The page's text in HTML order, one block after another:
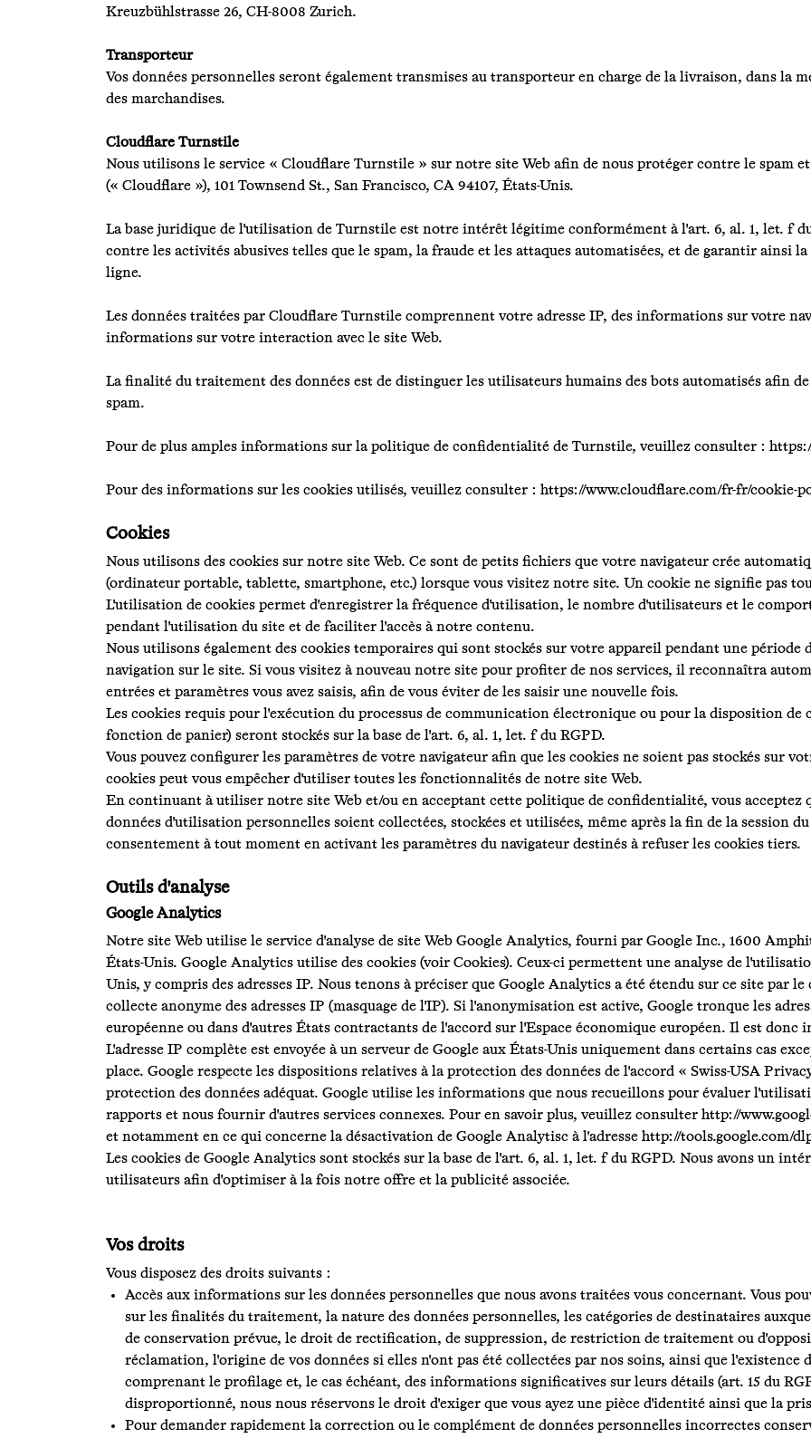
Kreuzbühlstrasse 26, CH-8008 Zurich.
Transporteur
Vos données personnelles seront également transmises au transporteur en charge de la livraison, dans la
des marchandises.
Cloudflare Turnstile
Nous utilisons le service « Cloudflare Turnstile » sur notre site Web afin de nous protéger contre le spam
(« Cloudflare »), 101 Townsend St., San Francisco, CA 94107, États-Unis.
La base juridique de l'utilisation de Turnstile est notre intérêt légitime conformément à l'art. 6, al. 1, let. f
contre les activités abusives telles que le spam, la fraude et les attaques automatisées, et de garantir ainsi
ligne.
Les données traitées par Cloudflare Turnstile comprennent votre adresse IP, des informations sur votre
informations sur votre interaction avec le site Web.
La finalité du traitement des données est de distinguer les utilisateurs humains des bots automatisés afin
spam.
Pour de plus amples informations sur la politique de confidentialité de Turnstile, veuillez consulter :
Pour des informations sur les cookies utilisés, veuillez consulter : https://www.cloudflare.com/fr-fr/cookie-
Cookies
Nous utilisons des cookies sur notre site Web. Ce sont de petits fichiers que votre navigateur crée
(ordinateur portable, tablette, smartphone, etc.) lorsque vous visitez notre site. Un cookie ne signifie pas
L'utilisation de cookies permet d'enregistrer la fréquence d'utilisation, le nombre d'utilisateurs et le
pendant l'utilisation du site et de faciliter l'accès à notre contenu.
Nous utilisons également des cookies temporaires qui sont stockés sur votre appareil pendant une
navigation sur le site. Si vous visitez à nouveau notre site pour profiter de nos services, il reconnaîtra
entrées et paramètres vous avez saisis, afin de vous éviter de les saisir une nouvelle fois.
Les cookies requis pour l'exécution du processus de communication électronique ou pour la disposition de
fonction de panier) seront stockés sur la base de l'art. 6, al. 1, let. f du RGPD.
Vous pouvez configurer les paramètres de votre navigateur afin que les cookies ne soient pas stockés sur
cookies peut vous empêcher d'utiliser toutes les fonctionnalités de notre site Web.
En continuant à utiliser notre site Web et/ou en acceptant cette politique de confidentialité, vous acceptez
données d'utilisation personnelles soient collectées, stockées et utilisées, même après la fin de la session
consentement à tout moment en activant les paramètres du navigateur destinés à refuser les cookies tiers.
Outils d'analyse
Google Analytics
Notre site Web utilise le service d'analyse de site Web Google Analytics, fourni par Google Inc., 1600
États-Unis. Google Analytics utilise des cookies (voir Cookies). Ceux-ci permettent une analyse de
Unis, y compris des adresses IP. Nous tenons à préciser que Google Analytics a été étendu sur ce site par
collecte anonyme des adresses IP (masquage de l'IP). Si l'anonymisation est active, Google tronque les
européenne ou dans d'autres États contractants de l'accord sur l'Espace économique européen. Il est
L'adresse IP complète est envoyée à un serveur de Google aux États-Unis uniquement dans certains cas
place. Google respecte les dispositions relatives à la protection des données de l'accord « Swiss-USA
protection des données adéquat. Google utilise les informations que nous recueillons pour évaluer
rapports et nous fournir d'autres services connexes. Pour en savoir plus, veuillez consulter http://
et notamment en ce qui concerne la désactivation de Google Analytisc à l'adresse http://tools.google.com/
Les cookies de Google Analytics sont stockés sur la base de l'art. 6, al. 1, let. f du RGPD. Nous avons un
utilisateurs afin d'optimiser à la fois notre offre et la publicité associée.
Vos droits
Vous disposez des droits suivants :
Accès aux informations sur les données personnelles que nous avons traitées vous concernant. Vous
sur les finalités du traitement, la nature des données personnelles, les catégories de destinataires
de conservation prévue, le droit de rectification, de suppression, de restriction de traitement ou
réclamation, l'origine de vos données si elles n'ont pas été collectées par nos soins, ainsi que l'existence
comprenant le profilage et, le cas échéant, des informations significatives sur leurs détails (art. 15 du
disproportionné, nous nous réservons le droit d'exiger que vous ayez une pièce d'identité ainsi que la
Pour demander rapidement la correction ou le complément de données personnelles incorrectes